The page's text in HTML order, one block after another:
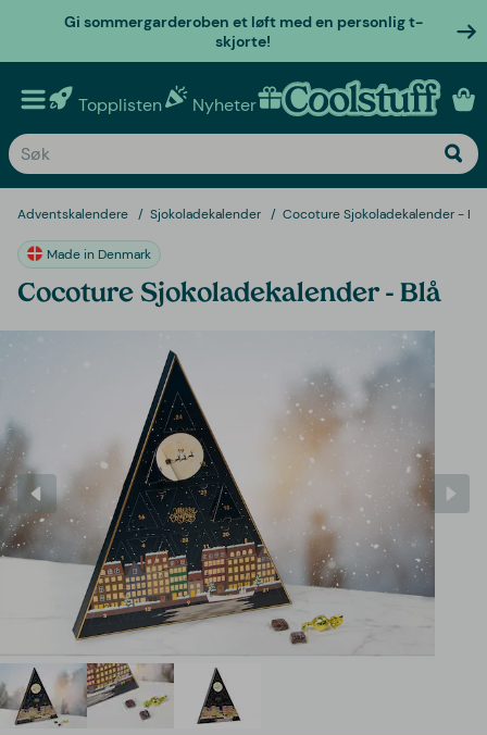
Gi sommergarderoben et løft med en personlig t-
skjorte!
Topplisten Nyheter Personlige gaver
Adventskalendere Sjokoladekalender Cocoture Sjokoladekalender - Blå
Made in Denmark
Cocoture Sjokoladekalender - Blå